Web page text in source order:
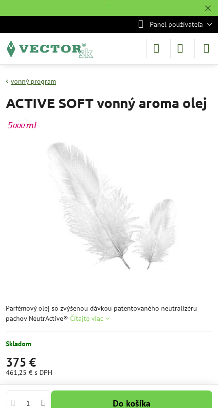
✕
˙
Panel používateľa
vonný program
ACTIVE SOFT vonný aroma olej
Parfémový olej so zvýšenou dávkou patentovaného neutralizéru
pachov NeutrActive® Čítajte viac
Skladom
375 €
461,25 € s DPH
Do košíka